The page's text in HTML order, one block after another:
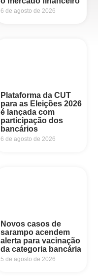
6 de agosto de 2026
Plataforma da CUT
para as Eleições 2026
é lançada com
participação dos
bancários
6 de agosto de 2026
Novos casos de
sarampo acendem
alerta para vacinação
da categoria bancária
5 de agosto de 2026